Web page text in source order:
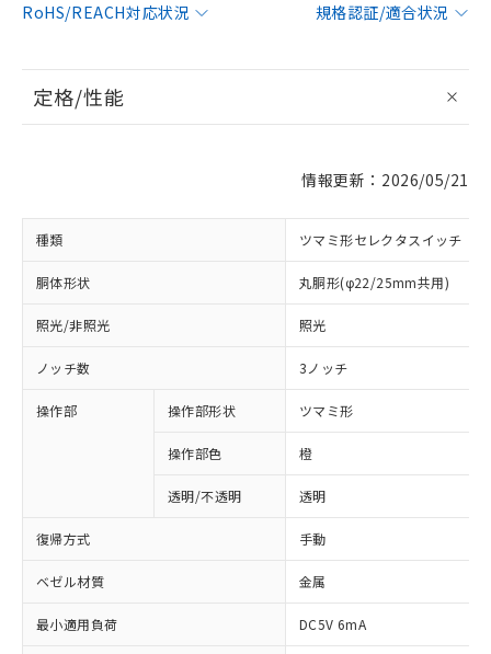
RoHS/REACH対応状況
規格認証/適合状況
定格/性能
情報更新：2026/05/21
種類 ツマミ形セレクタスイッチ
胴体形状 丸胴形(φ22/25mm共用)
照光/非照光 照光
ノッチ数 3ノッチ
操作部 操作部形状 ツマミ形
操作部色 橙
透明/不透明 透明
復帰方式 手動
ベゼル材質 金属
最小適用負荷 DC5V 6mA